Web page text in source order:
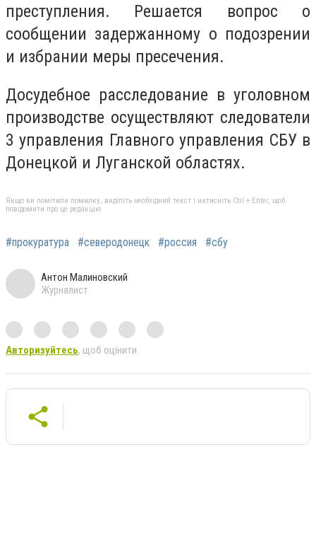
преступления. Решается вопрос о
сообщении задержанному о подозрении
и избрании меры пресечения.
Досудебное расследование в уголовном
производстве осуществляют следователи
3 управления Главного управления СБУ в
Донецкой и Луганской областях.
Якщо ви помітили помилку, виділіть необхідний текст і натисніть Ctrl + Enter, щоб
повідомити про це редакцію
#прокуратура #северодонецк #россия #сбу
Антон Малиновский
Журналист
Авторизуйтесь, щоб оцінити